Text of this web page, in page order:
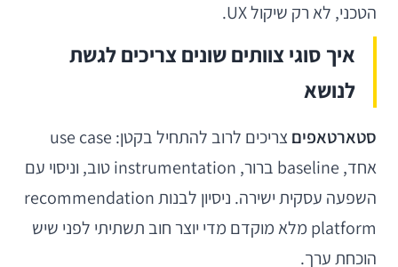
הטכני, לא רק שיקול UX.
איך סוגי צוותים שונים צריכים לגשת
לנושא
סטארטאפים
צריכים לרוב להתחיל בקטן: use case
אחד, baseline ברור, instrumentation טוב, וניסוי עם
השפעה עסקית ישירה. ניסיון לבנות recommendation
platform מלא מוקדם מדי יוצר חוב תשתיתי לפני שיש
הוכחת ערך.